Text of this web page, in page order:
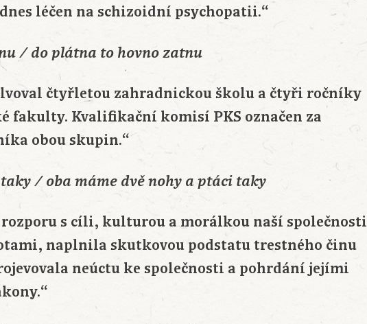
léčen na schizoidní psychopatii.“
/ do plátna to hovno zatnu
čtyřletou zahradnickou školu a čtyři ročníky
fakulty. Kvalifikační komisí PKS označen za
obou skupin.“
/ oba máme dvě nohy a ptáci taky
rozporu s cíli, kulturou a morálkou naší společnosti
naplnila skutkovou podstatu trestného činu
neúctu ke společnosti a pohrdání jejími